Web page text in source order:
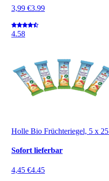
3,99 €3.99
4.58
Holle Bio Früchteriegel, 5 x
Sofort lieferbar
4,45 €4.45